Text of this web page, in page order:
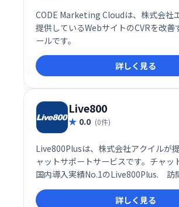
CODE Marketing Cloudは、株式会社
提供しているWebサイトのCVRを改善
ールです。
詳しく見る
Live800
0.0 (0件)
Live800Plusは、株式会社アクイルが
ャットサポートサービスです。チャッ
国内導入実績No.1のLive800Plus. 訪
ダウンロードをする必要がなく、PCと
しています。
詳しく見る